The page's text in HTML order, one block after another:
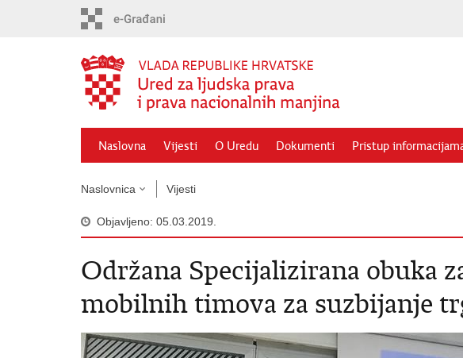
Naslovna Vijesti O Uredu Dokumenti Pristup
Naslovnica Vijesti
Objavljeno: 05.03.2019.
Održana Specijalizirana obuka
mobilnih timova za suzbijanje